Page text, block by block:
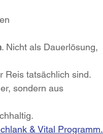
. Nicht als Dauerlösung,
Reis tatsächlich sind.
sondern aus
& Vital Programm.